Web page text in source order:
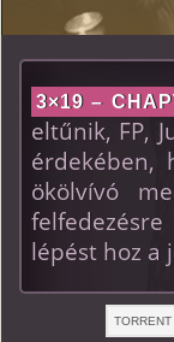
3×19 –
eltűnik, FP,
érdekében,
ökölvívó
lépést hoz a